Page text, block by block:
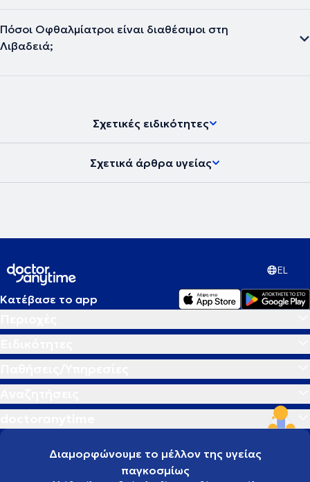
Πόσοι Οφθαλμίατροι είναι διαθέσιμοι στη
Λιβαδειά;
Σχετικές ειδικότητες
Σχετικά άρθρα υγείας
EL
Κατέβασε το app
Διαμορφώνουμε το μέλλον της υγείας
παγκοσμίως